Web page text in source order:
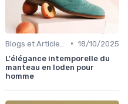
• 18/10/2025
L'élégance intemporelle du
manteau en loden pour
homme